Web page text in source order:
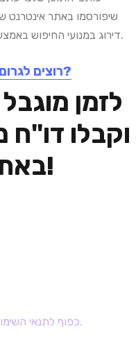
שיפורסמו באתר אינטרנט
דירוג במנועי החיפוש באמצעות שיווק תוכן אמיתי ומדוייק לקהל היעד.
רוצים לגרום לעסק שלכם לגדול?
לזמן
וקבלו דו"ח
באתר בחינם!
*כפוף לתנאי השימוש הכלליים ולתקנון המבצע.